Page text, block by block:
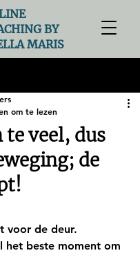
BY
MARIS
veel, dus
de
om te lezen
met NaN uit 5 sterren.
voor de deur.
het beste moment om